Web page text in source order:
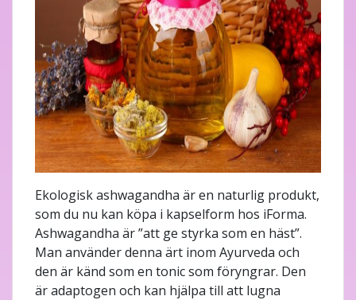
Ekologisk ashwagandha är en naturlig produkt,
som du nu kan köpa i kapselform hos iForma.
Ashwagandha är ”att ge styrka som en häst”.
Man använder denna ärt inom Ayurveda och
den är känd som en tonic som föryngrar. Den
är adaptogen och kan hjälpa till att lugna